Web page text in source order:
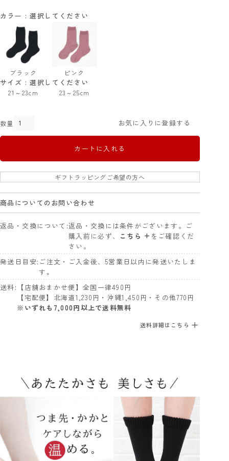
サイズ 選択してください
21～23cm 23～25cm
カラー 選択してください
ブラック ピンク
お気に入りに登録する
カートに入れる
ギフトラッピングご希望の方へ
商品についてのお問い合わせ
返品・交換について 返品・交換には条件がございます。ご
購入前に必ず、 こちら + をご確認くだ
さい。
発送日目安 ご注文・ご入金後、5営業日以内に発送いたしま
す。
送料
【店舗おまかせ便】全国一律490円
【宅配便】北海道1,230円・沖縄1,450円・その他770円
※いずれも7,000円以上で送料無料
送料詳細はこちら